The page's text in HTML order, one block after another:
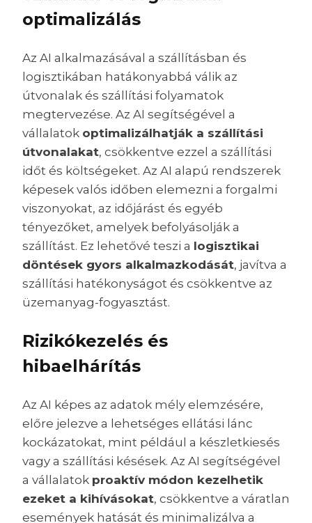
optimalizálás
Az AI alkalmazásával a szállításban és
logisztikában hatákonyabbá válik az
útvonalak és szállítási folyamatok
megtervezése. Az AI segítségével a
vállalatok optimalizálhatják a szállítási
útvonalakat, csökkentve ezzel a szállítási
időt és költségeket. Az AI alapú rendszerek
képesek valós időben elemezni a forgalmi
viszonyokat, az időjárást és egyéb
tényezőket, amelyek befolyásolják a
szállítást. Ez lehetővé teszi a logisztikai
döntések gyors alkalmazkodását, javítva a
szállítási hatékonyságot és csökkentve az
üzemanyag-fogyasztást.
Rizikókezelés és
hibaelhárítás
Az AI képes az adatok mély elemzésére,
előre jelezve a lehetséges ellátási lánc
kockázatokat, mint például a készletkiesés
vagy a szállítási késések. Az AI segítségével
a vállalatok proaktív módon kezelhetik
ezeket a kihívásokat, csökkentve a váratlan
események hatását és minimalizálva a